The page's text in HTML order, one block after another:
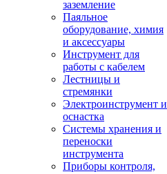
заземление
Паяльное
оборудование, химия
и аксессуары
Инструмент для
работы с кабелем
Лестницы и
стремянки
Электроинструмент и
оснастка
Системы хранения и
переноски
инструмента
Приборы контроля,